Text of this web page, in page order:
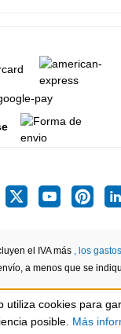
el IVA más , los
a menos que se
utiliza cookies para
posible. Más